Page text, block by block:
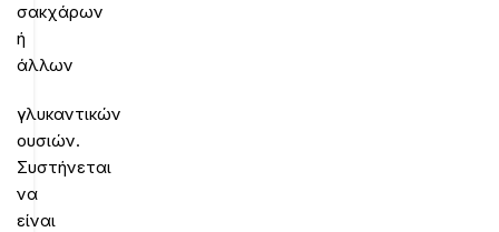
σακχάρων
ή
άλλων
γλυκαντικών
ουσιών.
Συστήνεται
να
είναι